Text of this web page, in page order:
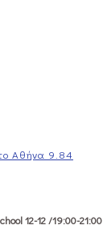
Αθήνα 9.84
12-12 /19:00-21:00